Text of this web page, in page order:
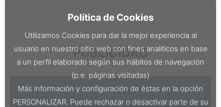
PUBLICIDAD
Política de Cookies
Utilizamos Cookies para dar la mejor experiencia al
usuario en nuestro sitio web con fines analíticos en base
a un perfil elaborado según sus hábitos de navegación
(p.e. páginas visitadas)
Más información y configuración de éstas en la opción
PERSONALIZAR. Puede rechazar o desactivar parte de su